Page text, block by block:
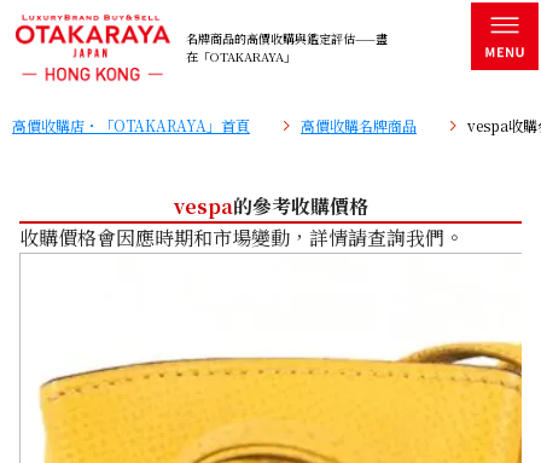
名牌商品的高價收購與鑑定評估——盡
在「OTAKARAYA」
高價收購店・「OTAKARAYA」首頁 高價收購名牌商品 vespa收購
vespa的參考收購價格
收購價格會因應時期和市場變動，詳情請查詢我們。